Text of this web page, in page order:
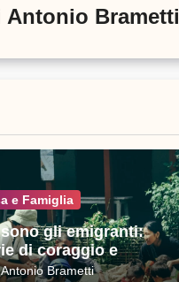
Antonio Brametti
e Famiglia
gli emigranti:
di coraggio e
Antonio Brametti